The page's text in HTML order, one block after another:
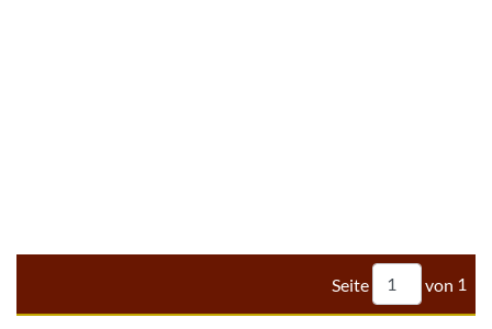
Seite von 1